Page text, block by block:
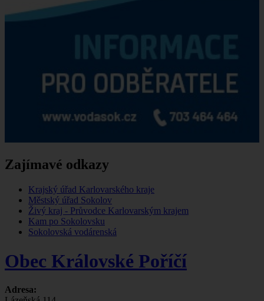
Zajímavé odkazy
Krajský úřad Karlovarského kraje
Městský úřad Sokolov
Živý kraj - Průvodce Karlovarským krajem
Kam po Sokolovsku
Sokolovská vodárenská
Obec Královské Poříčí
Adresa: